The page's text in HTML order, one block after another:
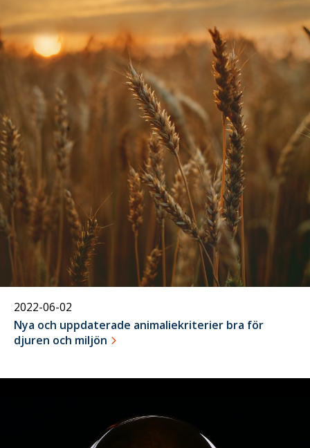
02
juni
2022-06-02
Nya och uppdaterade animaliekriterier bra för
djuren och miljön